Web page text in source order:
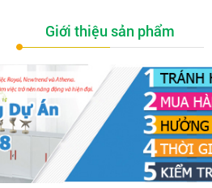
Giới thiệu sản phẩm